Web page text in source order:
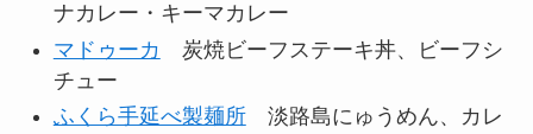
ナカレー・キーマカレー
マドゥーカ 炭焼ビーフステーキ丼、ビーフシ
チュー
ふくら手延べ製麺所淡路島にゅうめん、カレ